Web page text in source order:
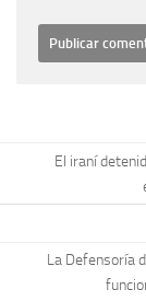
El iraní
La Defensoría